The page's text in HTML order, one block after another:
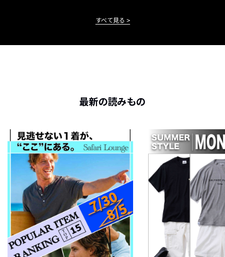
すべて見る
最新の読みもの